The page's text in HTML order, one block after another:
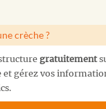
crèche ?
gratuitement
et gérez vos